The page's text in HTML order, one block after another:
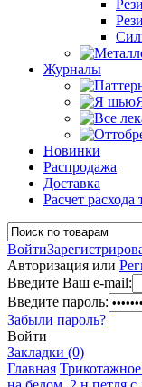
Журналы
Новинки
Распродажа
Доставка
Расчет расхода
Войти
Авторизация или
Введите Ваш e-mail:
Введите пароль:
Забыли пароль?
Войти
Закладки (0)
Главная